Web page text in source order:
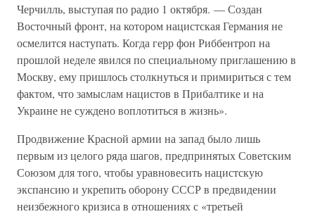
Черчилль, выступая по радио 1 октября. — Создан
Восточный фронт, на котором нацистская Германия не
осмелится наступать. Когда герр фон Риббентроп на
прошлой неделе явился по специальному приглашению в
Москву, ему пришлось столкнуться и примириться с тем
фактом, что замыслам нацистов в Прибалтике и на
Украине не суждено воплотиться в жизнь».
Продвижение Красной армии на запад было лишь
первым из целого ряда шагов, предпринятых Советским
Союзом для того, чтобы уравновесить нацистскую
экспансию и укрепить оборону СССР в предвидении
неизбежного кризиса в отношениях с «третьей